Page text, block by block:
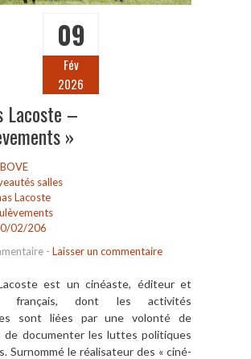
09
Fév
2026
Lacoste –
»
salles
Lacoste
02/206
- Laisser un commentaire
est un cinéaste, éditeur et
français, dont les activités
sont liées par une volonté de
de documenter les luttes politiques
Surnommé le réalisateur des « ciné-